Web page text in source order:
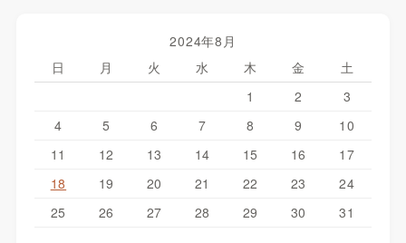
2024年8月
日
月 火 水 木 金
土
1
2
3
4
5 6 7 8 9
10
11
12 13 14 15 16
17
18
19 20 21 22 23
24
25
26 27 28 29 30 31